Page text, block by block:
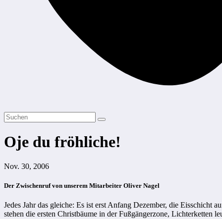
Oje du fröhliche!
Nov. 30, 2006
Der Zwischenruf von unserem Mitarbeiter Oliver Nagel
Jedes Jahr das gleiche: Es ist erst Anfang Dezember, die Eisschicht
stehen die ersten Christbäume in der Fußgängerzone, Lichterketten